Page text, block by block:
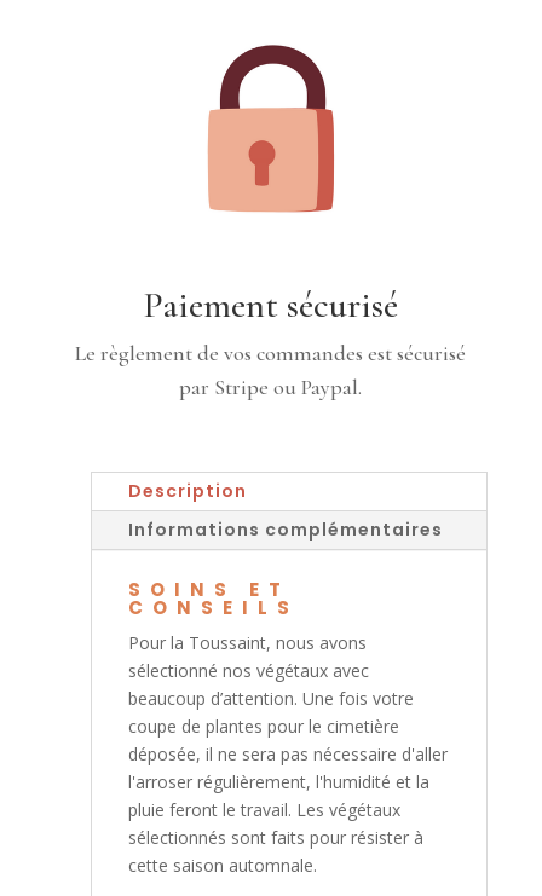
Paiement sécurisé
Le règlement de vos commandes est sécurisé
par Stripe ou Paypal.
Description
Informations complémentaires
SOINS ET
CONSEILS
Pour la Toussaint, nous avons
sélectionné nos végétaux avec
beaucoup d’attention. Une fois votre
coupe de plantes pour le cimetière
déposée, il ne sera pas nécessaire d'aller
l'arroser régulièrement, l'humidité et la
pluie feront le travail. Les végétaux
sélectionnés sont faits pour résister à
cette saison automnale.